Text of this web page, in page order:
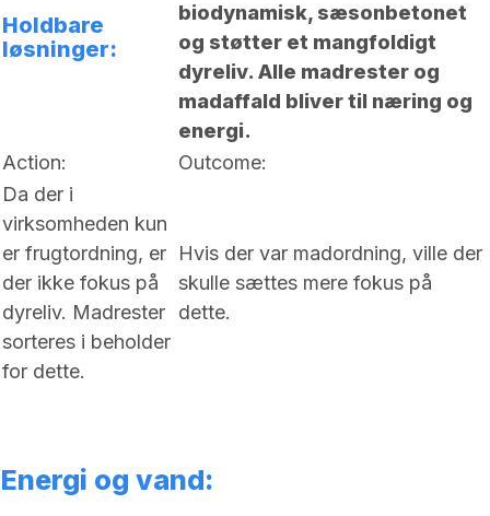
Holdbare
løsninger:
biodynamisk, sæsonbetonet
og støtter et mangfoldigt
dyreliv. Alle madrester og
madaffald bliver til næring og
energi.
Action:
Outcome:
Da der i
virksomheden kun
er frugtordning, er
der ikke fokus på
dyreliv. Madrester
sorteres i beholder
for dette.
Hvis der var madordning, ville der
skulle sættes mere fokus på
dette.
Energi og vand: